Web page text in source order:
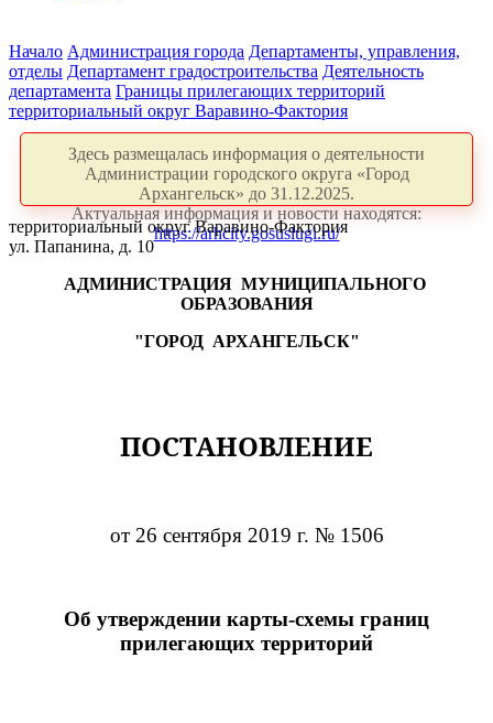
Начало Администрация города Департаменты, управления,
отделы Департамент градостроительства Деятельность
департамента Границы прилегающих территорий
территориальный округ Варавино-Фактория
Здесь размещалась информация о деятельности
Администрации городского округа «Город
Архангельск» до 31.12.2025.
Актуальная информация и новости находятся:
https://arhcity.gosuslugi.ru/
территориальный округ Варавино-Фактория
ул. Папанина, д. 10
АДМИНИСТРАЦИЯ МУНИЦИПАЛЬНОГО
ОБРАЗОВАНИЯ
"ГОРОД АРХАНГЕЛЬСК"
ПОСТАНОВЛЕНИЕ
от 26 сентября 2019 г. № 1506
Об утверждении карты-схемы границ
прилегающих территорий